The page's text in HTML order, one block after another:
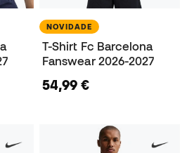
NOVIDADE
T-Shirt Fc Barcelona
Fanswear 2026-2027
54,99 €